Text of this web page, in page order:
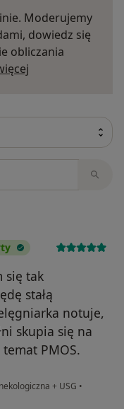
Moderujemy
dowiedz się
obliczania
się tak
stałą
notuje,
skupia się na
PMOS.
+ USG •